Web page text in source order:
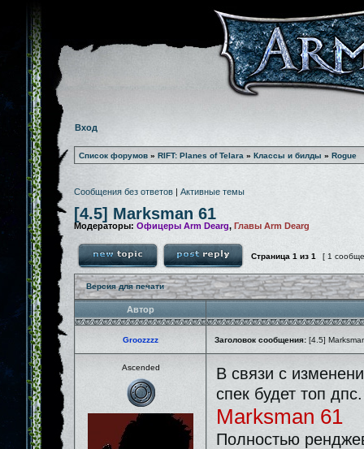
Вход
Список форумов » RIFT: Planes of Telara » Классы и билды » Rogue
Сообщения без ответов | Активные темы
[4.5] Marksman 61
Модераторы: Офицеры Arm Dearg, Главы Arm Dearg
Страница 1 из 1 [ 1
Версия для печати
Автор
Groozzzz Заголовок сообщения: [4.5]
Ascended
В связи с
спек будет топ дпс.
Marksman 61
Полностью